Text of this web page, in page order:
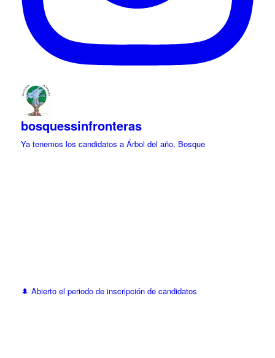
bosquessinfronteras
Ya tenemos los candidatos a Árbol del año, Bosque
🌲 Abierto el periodo de inscripción de candidatos